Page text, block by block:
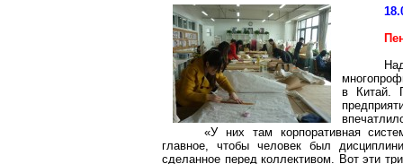
в Китай.
«У них там корпоративная
главное, чтобы человек был
сделанное перед коллективом. Вот эти